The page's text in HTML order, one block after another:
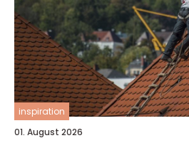
inspiration
01. August 2026